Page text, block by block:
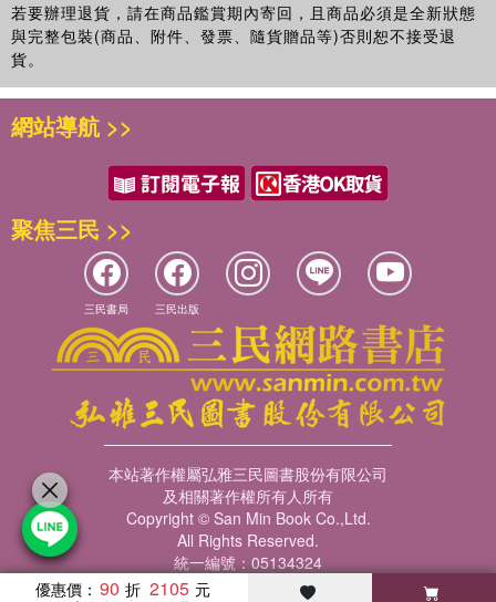
若要辦理退貨，請在商品鑑賞期內寄回，且商品必須是全新狀態
與完整包裝(商品、附件、發票、隨貨贈品等)否則恕不接受退
貨。
優惠價： 90 2105
網站導航 >>
聚焦三民 >>
三民書局 三民出版
本站著作權屬弘雅三民圖書股份有限公司
及相關著作權所有人所有
Copyright © San Min Book Co.,Ltd.
All Rights Reserved.
統一編號：05134324